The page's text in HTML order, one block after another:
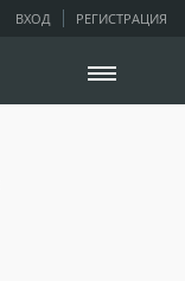
ВХОД РЕГИСТРАЦИЯ